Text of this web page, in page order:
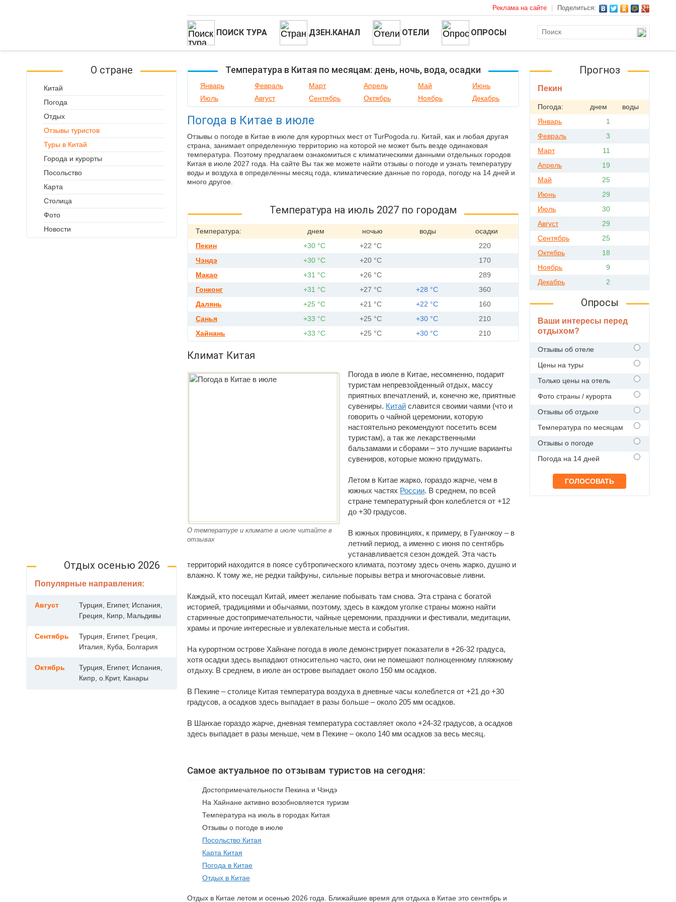
Реклама на сайте Поделиться:
ПОИСК ТУРА ДЗЕН.КАНАЛ ОТЕЛИ ОПРОСЫ
Температура в Китая по месяцам: день, ночь, вода, осадки
Январь Февраль Март Апрель Май
Июнь
Июль
Август Сентябрь Октябрь Ноябрь Декабрь
Погода в Китае в июле
Отзывы о погоде в Китае в июле для курортных мест от TurPogoda.ru. Китай, как и любая другая
страна, занимает определенную территорию на которой не может быть везде одинаковая
температура. Поэтому предлагаем ознакомиться с климатическими данными отдельных городов
Китая в июле 2027 года. На сайте Вы так же можете найти отзывы о погоде и узнать температуру
воды и воздуха в определенны месяц года, климатические данные по города, погоду на 14 дней и
много другое.
Температура на июль 2027 по городам
Температура: днем ночью воды
осадки
Пекин
+30 °С +22 °С
220
Чэндэ
+30 °С +20 °С
170
Макао
+31 °С +26 °С
289
Гонконг
+31 °С +27 °С +28 °С
360
Далянь
+25 °С +21 °С +22 °С
160
Санья
+33 °С +25 °С +30 °С
210
Хайнань
+33 °С +25 °С +30 °С 210
Климат Китая
О температуре и климате в июле читайте в
отзывах
Погода в июле в Китае, несомненно, подарит
туристам непревзойденный отдых, массу
приятных впечатлений, и, конечно же, приятные
сувениры. Китай славится своими чаями (что и
говорить о чайной церемонии, которую
настоятельно рекомендуют посетить всем
туристам), а так же лекарственными
бальзамами и сборами – это лучшие варианты
сувениров, которые можно придумать.
Летом в Китае жарко, гораздо жарче, чем в
южных частях России. В среднем, по всей
стране температурный фон колеблется от +12
до +30 градусов.
В южных провинциях, к примеру, в Гуанчжоу – в
летний период, а именно с июня по сентябрь
устанавливается сезон дождей. Эта часть
территорий находится в поясе субтропического климата, поэтому здесь очень жарко, душно и
влажно. К тому же, не редки тайфуны, сильные порывы ветра и многочасовые ливни.
Каждый, кто посещал Китай, имеет желание побывать там снова. Эта страна с богатой
историей, традициями и обычаями, поэтому, здесь в каждом уголке страны можно найти
старинные достопримечательности, чайные церемонии, праздники и фестивали, медитации,
храмы и прочие интересные и увлекательные места и события.
На курортном острове Хайнане погода в июле демонстрирует показатели в +26-32 градуса,
хотя осадки здесь выпадают относительно часто, они не помешают полноценному пляжному
отдыху. В среднем, в июле ан острове выпадает около 150 мм осадков.
В Пекине – столице Китая температура воздуха в дневные часы колеблется от +21 до +30
градусов, а осадков здесь выпадает в разы больше – около 205 мм осадков.
В Шанхае гораздо жарче, дневная температура составляет около +24-32 градусов, а осадков
здесь выпадает в разы меньше, чем в Пекине – около 140 мм осадков за весь месяц.
Самое актуальное по отзывам туристов на сегодня:
Достопримечательности Пекина и Чэндэ
На Хайнане активно возобновляется туризм
Температура на июль в городах Китая
Отзывы о погоде в июле
Посольство Китая
Карта Китая
Погода в Китае
Отдых в Китае
Отдых в Китае летом и осенью 2026 года. Ближайшие время для отдыха в Китае это сентябрь и
О стране
Китай
Погода
Отдых
Отзывы туристов
Туры в Китай
Города и курорты
Посольство
Карта
Столица
Фото
Новости
Отдых осенью 2026
Популярные направления:
Август
Турция, Египет, Испания,
Греция, Кипр, Мальдивы
Сентябрь
Турция, Египет, Греция,
Италия, Куба, Болгария
Октябрь
Турция, Египет, Испания,
Кипр, о.Крит, Канары
Прогноз
Пекин
Погода: днем
воды
Январь
1
Февраль
3
Март
11
Апрель
19
Май
25
Июнь
29
Июль
30
Август
29
Сентябрь
25
Октябрь
18
Ноябрь
9
Декабрь
2
Опросы
Ваши интересы перед
отдыхом?
Отзывы об отеле
Цены на туры
Только цены на отель
Фото страны / курорта
Отзывы об отдыхе
Температура по месяцам
Отзывы о погоде
Погода на 14 дней